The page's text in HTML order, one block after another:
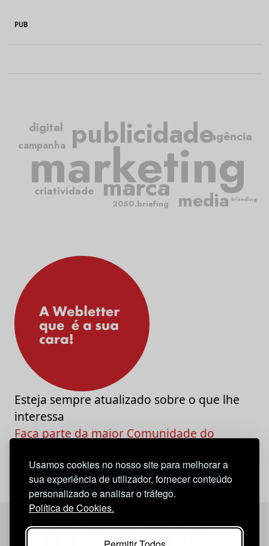
Usamos cookies no nosso site para melhorar a
sua experiência de utilizador, fornecer conteúdo
personalizado e analisar o tráfego.
Política de Cookies.
PUB
marketing
publicidade
marca
criatividade
campanha
media
agência
digital
2050.briefing branding
Esteja sempre atualizado sobre o que lhe
interessa
Faça parte da maior Comunidade do